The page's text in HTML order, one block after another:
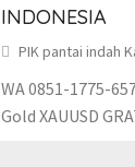
INDONESIA
PIK pantai indah
WA 0851-1775-
Gold XAUUSD